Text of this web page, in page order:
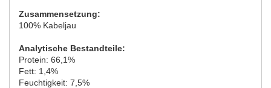
Zusammensetzung:
100% Kabeljau
Analytische Bestandteile:
Protein: 66,1%
Fett: 1,4%
Feuchtigkeit: 7,5%